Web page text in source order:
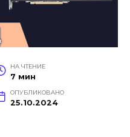
НА ЧТЕНИЕ
7 мин
ОПУБЛИКОВАНО
25.10.2024